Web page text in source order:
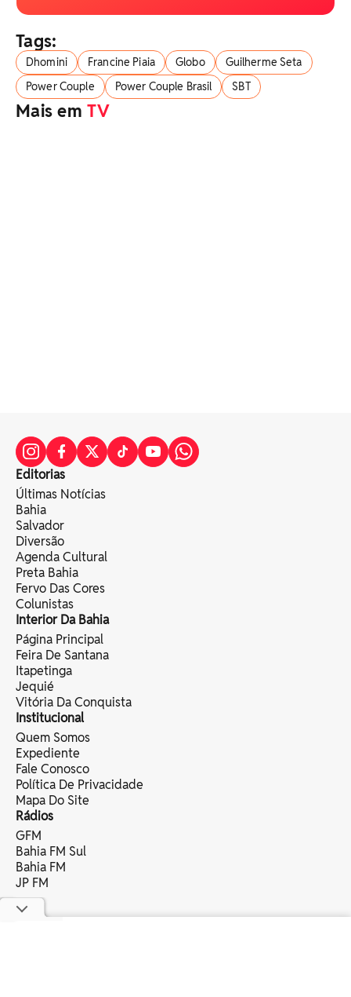
Tags:
Dhomini Francine Piaia Globo
Guilherme Seta
Power Couple
Power Couple Brasil SBT
Mais emTV
Editorias
Últimas Notícias
Bahia
Salvador
Diversão
Agenda Cultural
Preta Bahia
Fervo Das Cores
Colunistas
Interior Da Bahia
Página Principal
Feira De Santana
Itapetinga
Jequié
Vitória Da Conquista
Institucional
Quem Somos
Expediente
Fale Conosco
Política De Privacidade
Mapa Do Site
Rádios
GFM
Bahia FM Sul
Bahia FM
JP FM